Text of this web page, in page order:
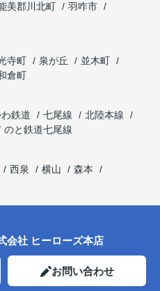
美郡川北町
羽咋市
寺町 泉が丘
並木町
倉町
わ鉄道 七尾線
北陸本線
のと鉄道七尾線
西泉 横山
森本
社 ヒーローズ本店
お問い合わせ